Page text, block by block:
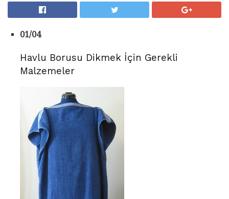
01/04
Havlu Borusu Dikmek İçin Gerekli
Malzemeler